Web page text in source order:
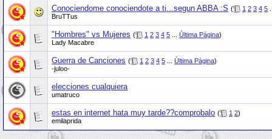
Conociendome conociendote a ti...segun ABBA :S ( 1 2 3 4 5
BruTTus
"Hombres" vs Mujeres ( 1 2 3 4 5 Última Página)
Lady Macabre
Guerra de Canciones ( 1 2 3 4 5 Última Página)
-juloo-
elecciones cualquiera
umatruco
estas en internet hata muy tarde??comprobalo ( 1 2)
emilaprida